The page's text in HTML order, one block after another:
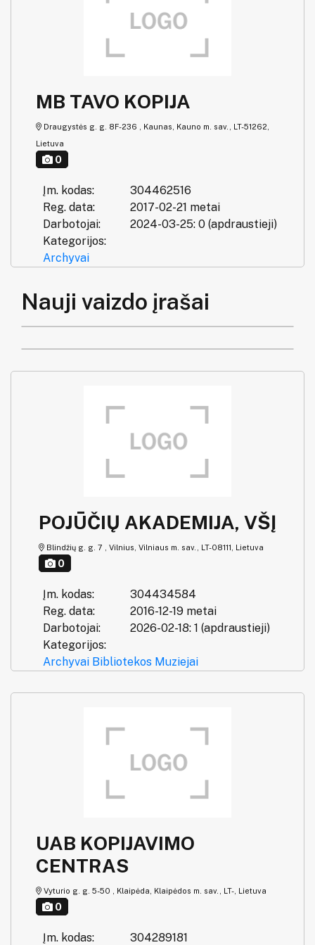
MB TAVO KOPIJA
Draugystės g. g. 8F-236 , Kaunas, Kauno m. sav., LT-51262,
Lietuva
0
Įm. kodas:
304462516
Reg. data:
2017-02-21 metai
Darbotojai:
2024-03-25: 0 (apdraustieji)
Kategorijos:
Archyvai
Nauji vaizdo įrašai
POJŪČIŲ AKADEMIJA, VŠĮ
Blindžių g. g. 7 , Vilnius, Vilniaus m. sav., LT-08111, Lietuva
0
Įm. kodas:
304434584
Reg. data:
2016-12-19 metai
Darbotojai:
2026-02-18: 1 (apdraustieji)
Kategorijos:
Archyvai Bibliotekos Muziejai
UAB KOPIJAVIMO
CENTRAS
Vyturio g. g. 5-50 , Klaipėda, Klaipėdos m. sav., LT-, Lietuva
0
Įm. kodas:
304289181